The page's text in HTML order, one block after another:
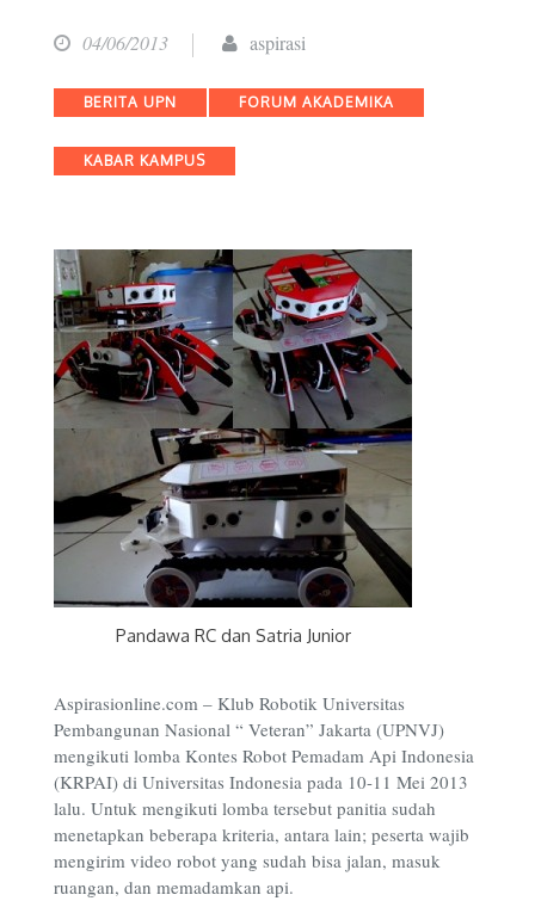
04/06/2013 aspirasi
Categories
BERITA UPN FORUM AKADEMIKA
KABAR KAMPUS
Pandawa RC dan Satria Junior
Aspirasionline.com – Klub Robotik Universitas
Pembangunan Nasional “ Veteran” Jakarta (UPNVJ)
mengikuti lomba Kontes Robot Pemadam Api Indonesia
(KRPAI) di Universitas Indonesia pada 10-11 Mei 2013
lalu. Untuk mengikuti lomba tersebut panitia sudah
menetapkan beberapa kriteria, antara lain; peserta wajib
mengirim video robot yang sudah bisa jalan, masuk
ruangan, dan memadamkan api.